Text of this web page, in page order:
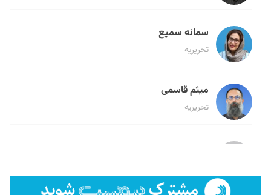
سمانه سمیع
تحریریه
میثم قاسمی
تحریریه
لیلا حنارود